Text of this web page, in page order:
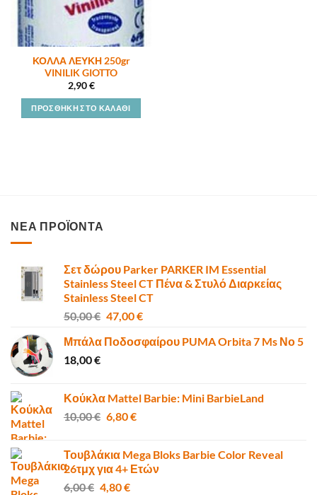
ΚΟΛΛΑ ΛΕΥΚΗ 250gr
VINILIK GIOTTO
2,90€
ΠΡΟΣΘΉΚΗ ΣΤΟ ΚΑΛΆΘΙ
ΝΕΑ ΠΡΟΪΟΝΤΑ
Σετ δώρου Parker PARKER IM Essential
Stainless Steel CT Πένα & Στυλό Διαρκείας
Stainless Steel CT
50,00€ Original
was:
47,00€Η
τιμή
Μπάλα Ποδοσφαίρου PUMA Orbita 7 Ms Νο 5
18,00€
Κούκλα Mattel Barbie: Mini BarbieLand
10,00€ Original
10,00 €.
6,80€Η
είναι:
6,80 €.
Τουβλάκια Mega Bloks Barbie Color Reveal
26τμχ για 4+ Ετών
6,00€ Original
4,80€Η